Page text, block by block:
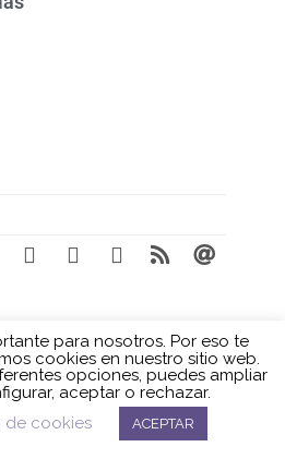
CUADRANTES DEL AGILE
TESTING (BRIAN MARICK)
Política de cookies